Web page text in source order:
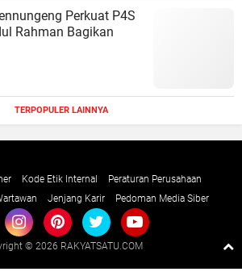
Perkuat P4S
Rahman Bagikan
TERPOPULER LAINNYA
Kode Etik Internal
Peraturan Perusahaan
Jenjang Karir Pedoman Media Siber
© 2026 RAKYATSATU.COM
Raushan